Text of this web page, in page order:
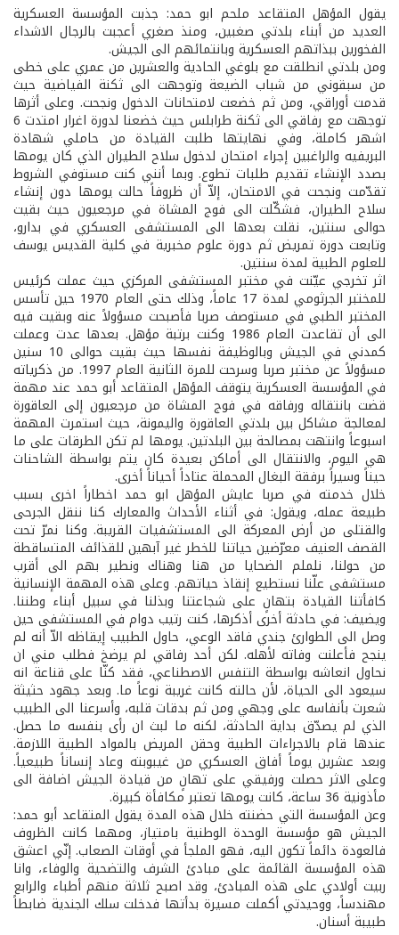
يقول المؤهل المتقاعد ملحم ابو حمد: جذبت المؤسسة العسكرية
العديد من أبناء بلدتي صغبين، ومنذ صغري أعجبت بالرجال الاشداء
الفخورين ببذاتهم العسكرية وبانتمائهم الى الجيش.
ومن بلدتي انطلقت مع بلوغي الحادية والعشرين من عمري على خطى
من سبقوني من شباب الضيعة وتوجهت الى ثكنة الفياضية حيث
قدمت أوراقي، ومن ثم خضعت لامتحانات الدخول ونجحت. وعلى أثرها
توجهت مع رفاقي الى ثكنة طرابلس حيث خضعنا لدورة اغرار امتدت 6
اشهر كاملة، وفي نهايتها طلبت القيادة من حاملي شهادة
البريفيه والراغبين إجراء امتحان لدخول سلاح الطيران الذي كان يومها
بصدد الإنشاء تقديم طلبات تطوع. وبما أنني كنت مستوفي الشروط
تقدّمت ونجحت في الامتحان، إلاّ أن ظروفاً حالت يومها دون إنشاء
سلاح الطيران، فشكّلت الى فوج المشاة في مرجعيون حيث بقيت
حوالى سنتين، نقلت بعدها الى المستشفى العسكري في بدارو،
وتابعت دورة تمريض ثم دورة علوم مخبرية في كلية القديس يوسف
للعلوم الطبية لمدة سنتين.
اثر تخرجي عيّنت في مختبر المستشفى المركزي حيث عملت كرئيس
للمختبر الجرثومي لمدة 17 عاماً، وذلك حتى العام 1970 حين تأسس
المختبر الطبي في مستوصف صربا فأصبحت مسؤولاً عنه وبقيت فيه
الى أن تقاعدت العام 1986 وكنت برتبة مؤهل. بعدها عدت وعملت
كمدني في الجيش وبالوظيفة نفسها حيث بقيت حوالى 10 سنين
مسؤولاً عن مختبر صربا وسرحت للمرة الثانية العام 1997. من ذكرياته
في المؤسسة العسكرية يتوقف المؤهل المتقاعد أبو حمد عند مهمة
قضت بانتقاله ورفاقه في فوج المشاة من مرجعيون إلى العاقورة
لمعالجة مشاكل بين بلدتي العاقورة واليمونة، حيث استمرت المهمة
اسبوعاً وانتهت بمصالحة بين البلدتين. يومها لم تكن الطرقات على ما
هي اليوم، والانتقال الى أماكن بعيدة كان يتم بواسطة الشاحنات
حيناً وسيراً برفقة البغال المحملة عتاداً أحياناً أخرى.
خلال خدمته في صربا عايش المؤهل ابو حمد اخطاراً اخرى بسبب
طبيعة عمله، ويقول: في أثناء الأحداث والمعارك كنا ننقل الجرحى
والقتلى من أرض المعركة الى المستشفيات القريبة. وكنا نمرّ تحت
القصف العنيف معرّضين حياتنا للخطر غير آبهين للقذائف المتساقطة
من حولنا، نلملم الضحايا من هنا وهناك ونطير بهم الى أقرب
مستشفى علّنا نستطيع إنقاذ حياتهم. وعلى هذه المهمة الإنسانية
كافأتنا القيادة بتهانٍ على شجاعتنا وبذلنا في سبيل أبناء وطننا.
ويضيف: في حادثة أخرى أذكرها، كنت رتيب دوام في المستشفى حين
وصل الى الطوارئ جندي فاقد الوعي، حاول الطبيب إيقاظه الاّ أنه لم
ينجح فأعلنت وفاته لأهله. لكن أحد رفاقي لم يرضخ فطلب مني ان
نحاول انعاشه بواسطة التنفس الاصطناعي، فقد كنّا على قناعة انه
سيعود الى الحياة، لأن حالته كانت غريبة نوعاً ما. وبعد جهود حثيثة
شعرت بأنفاسه على وجهي ومن ثم بدقات قلبه، وأسرعنا الى الطبيب
الذي لم يصدّق بداية الحادثة، لكنه ما لبث ان رأى بنفسه ما حصل.
عندها قام بالاجراءات الطبية وحقن المريض بالمواد الطبية اللازمة.
وبعد عشرين يوماً أفاق العسكري من غيبوبته وعاد إنساناً طبيعياً.
وعلى الاثر حصلت ورفيقي على تهانٍ من قيادة الجيش اضافة الى
مأذونية 36 ساعة، كانت يومها تعتبر مكافأة كبيرة.
وعن المؤسسة التي حضنته خلال هذه المدة يقول المتقاعد أبو حمد:
الجيش هو مؤسسة الوحدة الوطنية بامتياز، ومهما كانت الظروف
فالعودة دائماً تكون اليه، فهو الملجأ في أوقات الصعاب. إنّي اعشق
هذه المؤسسة القائمة على مبادئ الشرف والتضحية والوفاء، وانا
ربيت أولادي على هذه المبادئ، وقد اصبح ثلاثة منهم أطباء والرابع
مهندساً، ووحيدتي أكملت مسيرة بدأتها فدخلت سلك الجندية ضابطاً
طبيبة أسنان.